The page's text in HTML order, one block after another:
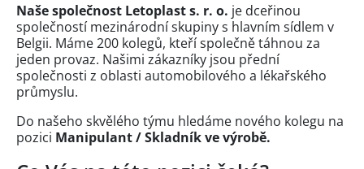
Naše společnost Letoplast s. r. o. je dceřinou
společností mezinárodní skupiny s hlavním sídlem v
Belgii. Máme 200 kolegů, kteří společně táhnou za
jeden provaz. Našimi zákazníky jsou přední
společnosti z oblasti automobilového a lékařského
průmyslu.
Do našeho skvělého týmu hledáme nového kolegu na
pozici Manipulant / Skladník ve výrobě.